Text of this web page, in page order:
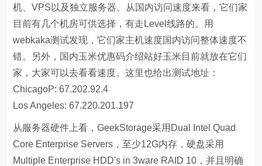
机、VPS以及独立服务器。从国内访问速度来看，它们家
目前有几个机房可供选择，有走Level线路的。用
webkaka测试发现，它们家主机速度国内访问整体速度不
错。另外，国内玉米优惠码介绍站好玉米目前就放在它们
家，大家可以去看看速度。这里也给出测试地址：
ChicagoP: 67.202.92.4
Los Angeles: 67.220.201.197
从服务器硬件上看，GeekStorage采用Dual Intel Quad
Core Enterprise Servers，至少12G内存，硬盘采用
Multiple Enterprise HDD's in 3ware RAID 10，并且明确